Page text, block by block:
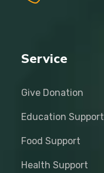
Service
Give Donation
Education Support
Food Support
Health Support